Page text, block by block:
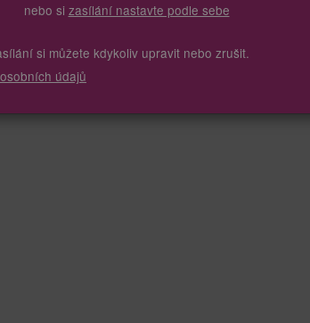
nebo si zasílání nastavte podle sebe
si můžete kdykoliv upravit nebo zrušit.
údajů